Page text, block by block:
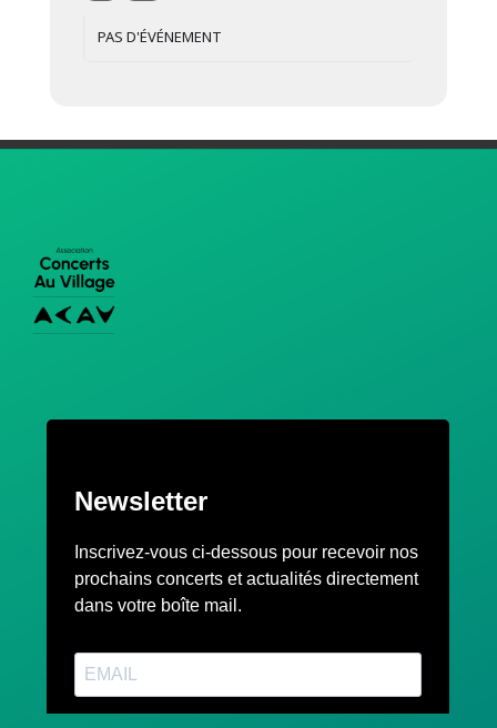
PAS D'ÉVÉNEMENT